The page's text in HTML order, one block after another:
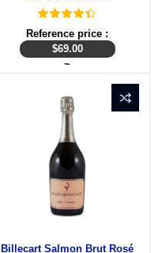
Reference price :
$69.00
~
Billecart Salmon Brut Rosé